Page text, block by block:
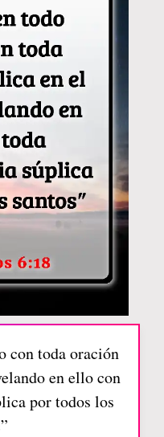
con toda oración
en ello con
por todos los